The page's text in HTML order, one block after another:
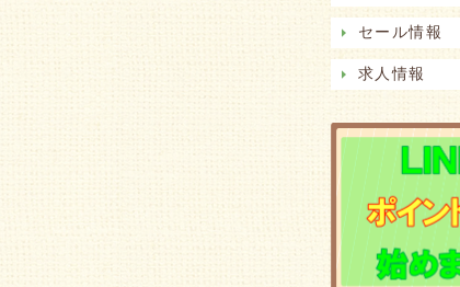
セール情報
求人情報